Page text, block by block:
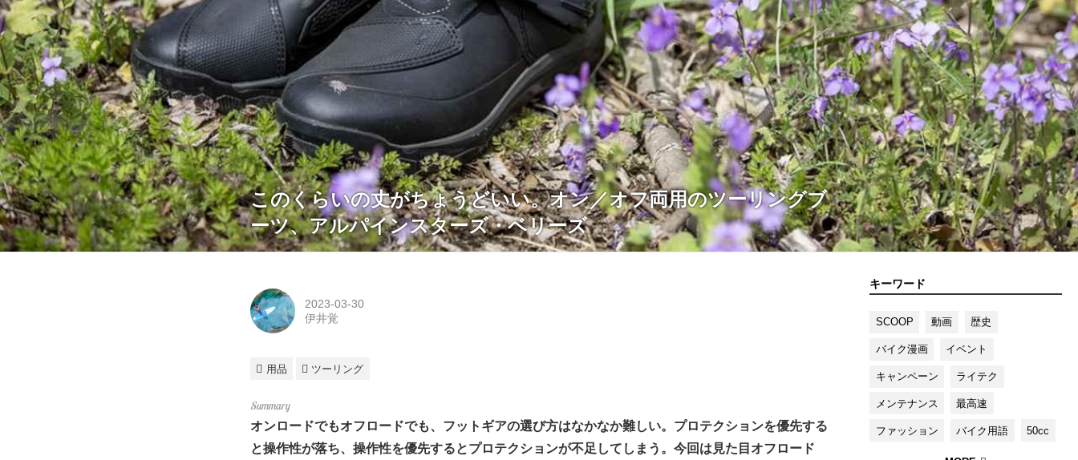
このくらいの丈がちょうどいい。オン／オフ両用のツーリングブ
ーツ、アルパインスターズ・ベリーズ
キーワード
SCOOP 動画 歴史
バイク漫画 イベント
キャンペーン ライテク
メンテナンス 最高速
ファッション バイク用語 50cc
2023-03-30
伊井覚
用品 ツーリング
オンロードでもオフロードでも、フットギアの選び方はなかなか難しい。プロテクションを優先する
と操作性が落ち、操作性を優先するとプロテクションが不足してしまう。今回は見た目オフロード